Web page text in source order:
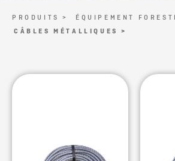
PRODUITS >
ÉQUIPEMENT
CÂBLES MÉTALLIQUES >